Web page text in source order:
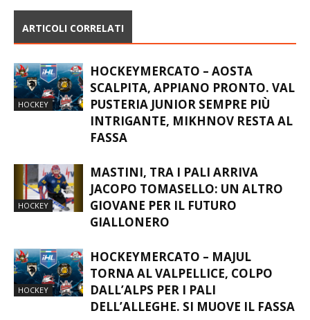
ARTICOLI CORRELATI
HOCKEYMERCATO – AOSTA
SCALPITA, APPIANO PRONTO. VAL
PUSTERIA JUNIOR SEMPRE PIÙ
INTRIGANTE, MIKHNOV RESTA AL
MASTINI, TRA I PALI ARRIVA
JACOPO TOMASELLO: UN ALTRO
GIOVANE PER IL FUTURO
HOCKEYMERCATO – MAJUL
TORNA AL VALPELLICE, COLPO
DALL’ALPS PER I PALI